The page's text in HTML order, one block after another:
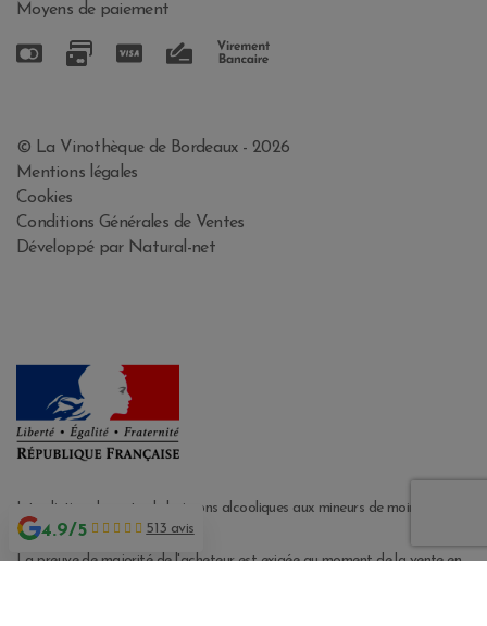
Moyens de paiement
© La Vinothèque de Bordeaux - 2026
Mentions légales
Cookies
Conditions Générales de Ventes
Développé par Natural-net
Interdiction de vente de boissons alcooliques aux mineurs de moins de 18
ans
La preuve de majorité de l'acheteur est exigée au moment de la vente en
4.9/5 513 avis